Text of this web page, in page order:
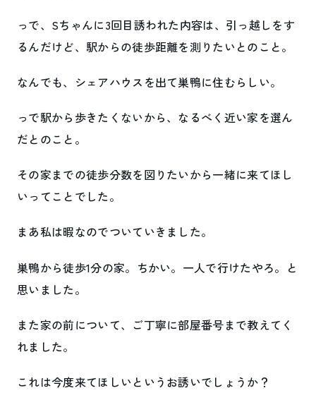
っで、Sちゃんに3回目誘われた内容は、引っ越しをす
るんだけど、駅からの徒歩距離を測りたいとのこと。
なんでも、シェアハウスを出て巣鴨に住むらしい。
っで駅から歩きたくないから、なるべく近い家を選ん
だとのこと。
その家までの徒歩分数を図りたいから一緒に来てほし
いってことでした。
まあ私は暇なのでついていきました。
巣鴨から徒歩1分の家。ちかい。一人で行けたやろ。と
思いました。
また家の前について、ご丁寧に部屋番号まで教えてく
れました。
これは今度来てほしいというお誘いでしょうか？